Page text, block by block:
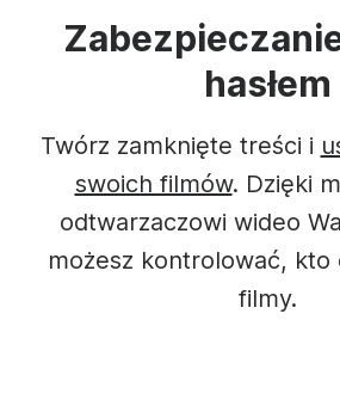
hasłem
Twórz zamknięte treści i
swoich filmów. Dzięki
odtwarzaczowi wideo
możesz kontrolować, kto
filmy.